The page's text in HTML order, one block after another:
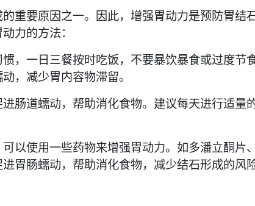
重要原因之一。因此，增强胃动力是预防胃结
力的方法：
，一日三餐按时吃饭，不要暴饮暴食或过度节
，减少胃内容物滞留。
肠道蠕动，帮助消化食物。建议每天进行适量
以使用一些药物来增强胃动力。如多潘立酮片
胃肠蠕动，帮助消化食物，减少结石形成的风险